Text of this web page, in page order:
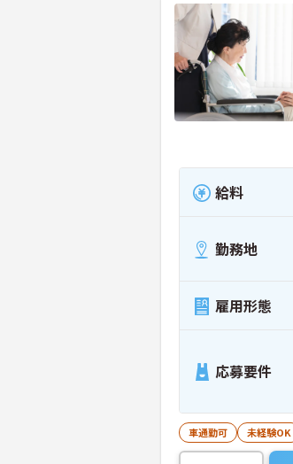
給料
勤務地
雇用形態
応募要件
車通勤可 未経験OK